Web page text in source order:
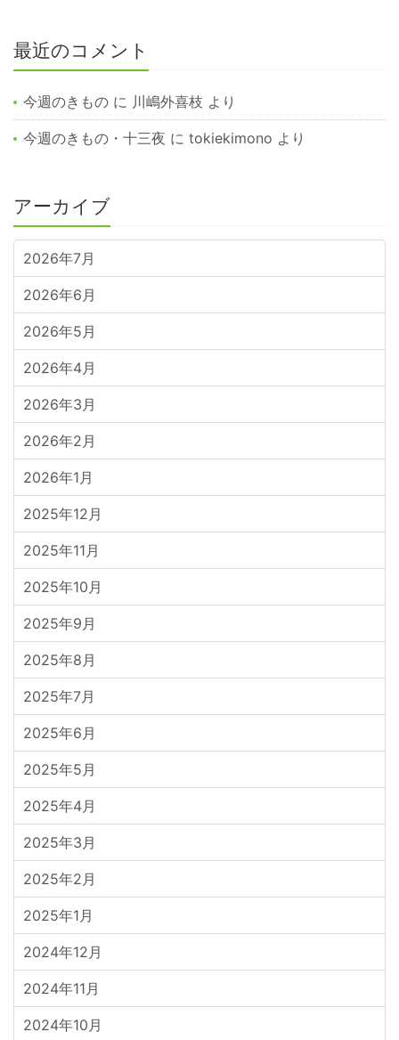
最近のコメント
今週のきもの に 川嶋外喜枝 より
今週のきもの・十三夜 にtokiekimono より
アーカイブ
2026年7月
2026年6月
2026年5月
2026年4月
2026年3月
2026年2月
2026年1月
2025年12月
2025年11月
2025年10月
2025年9月
2025年8月
2025年7月
2025年6月
2025年5月
2025年4月
2025年3月
2025年2月
2025年1月
2024年12月
2024年11月
2024年10月